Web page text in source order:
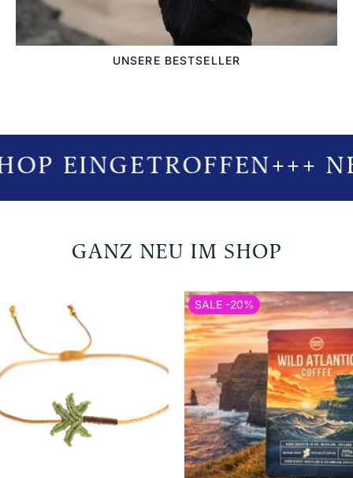
UNSERE BESTSELLER
EINGETROFFEN+++
GANZ NEU IM SHOP
SALE -20%